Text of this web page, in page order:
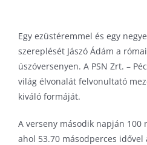
Pump track pálya
Tornacsarnok
Várkői Ferenc Diáksport Központ
Labdarúgás
Lövészet
Rövidpályás gyorskorcsolya
Szinkronúszás
Triatlon
Technikai sportok
Tenisz
Triatlon
Egy ezüstéremmel és egy
szereplését Jászó Ádám a
úszóversenyen. A PSN Zrt. –
világ élvonalát felvonultató
kiváló formáját.
A verseny második napján
ahol 53.70 másodperces